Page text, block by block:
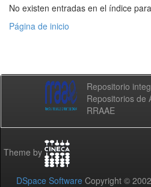
No existen entradas en el índice
Página de inicio
Repositorio
Repositorios de
RRAAE
Theme by
DSpace Software Copyright ©